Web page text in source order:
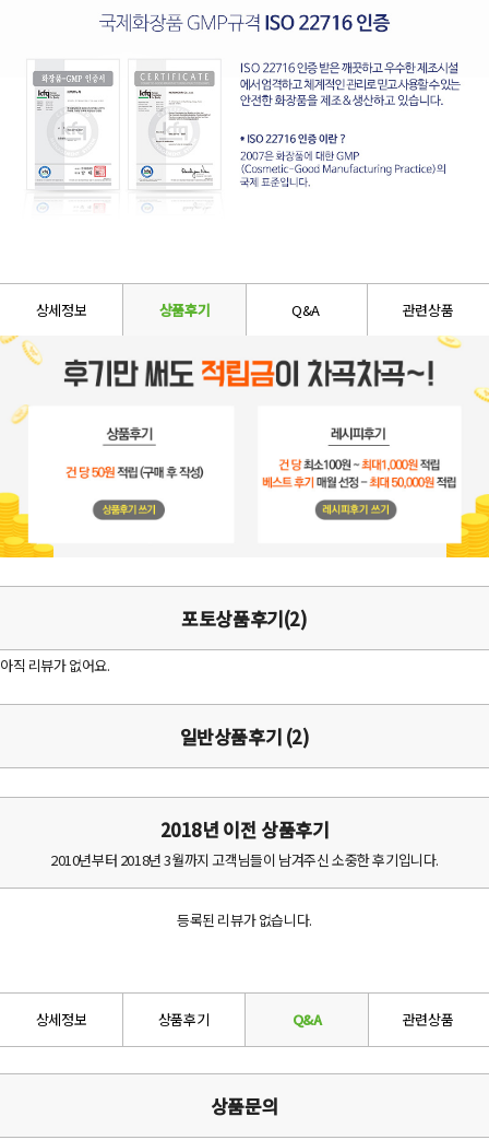
상세정보 상품후기 Q&A 관련상품
포토상품후기(2)
아직 리뷰가 없어요.
일반상품후기 (2)
2018년 이전 상품후기
2010년부터 2018년 3월까지 고객님들이 남겨주신 소중한 후기입니다.
등록된 리뷰가 없습니다.
상세정보 상품후기 Q&A 관련상품
상품문의